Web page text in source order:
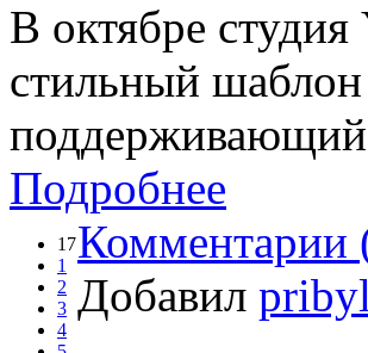
В октябре
стильный
Подробнее
17
1
2
3
4
Комментарии
Добавил